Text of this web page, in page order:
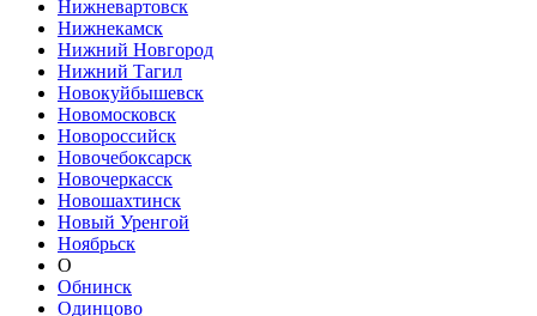
Нижневартовск
Нижнекамск
Нижний Новгород
Нижний Тагил
Новокуйбышевск
Новомосковск
Новороссийск
Новочебоксарск
Новочеркасск
Новошахтинск
Новый Уренгой
Ноябрьск
О
Обнинск
Одинцово